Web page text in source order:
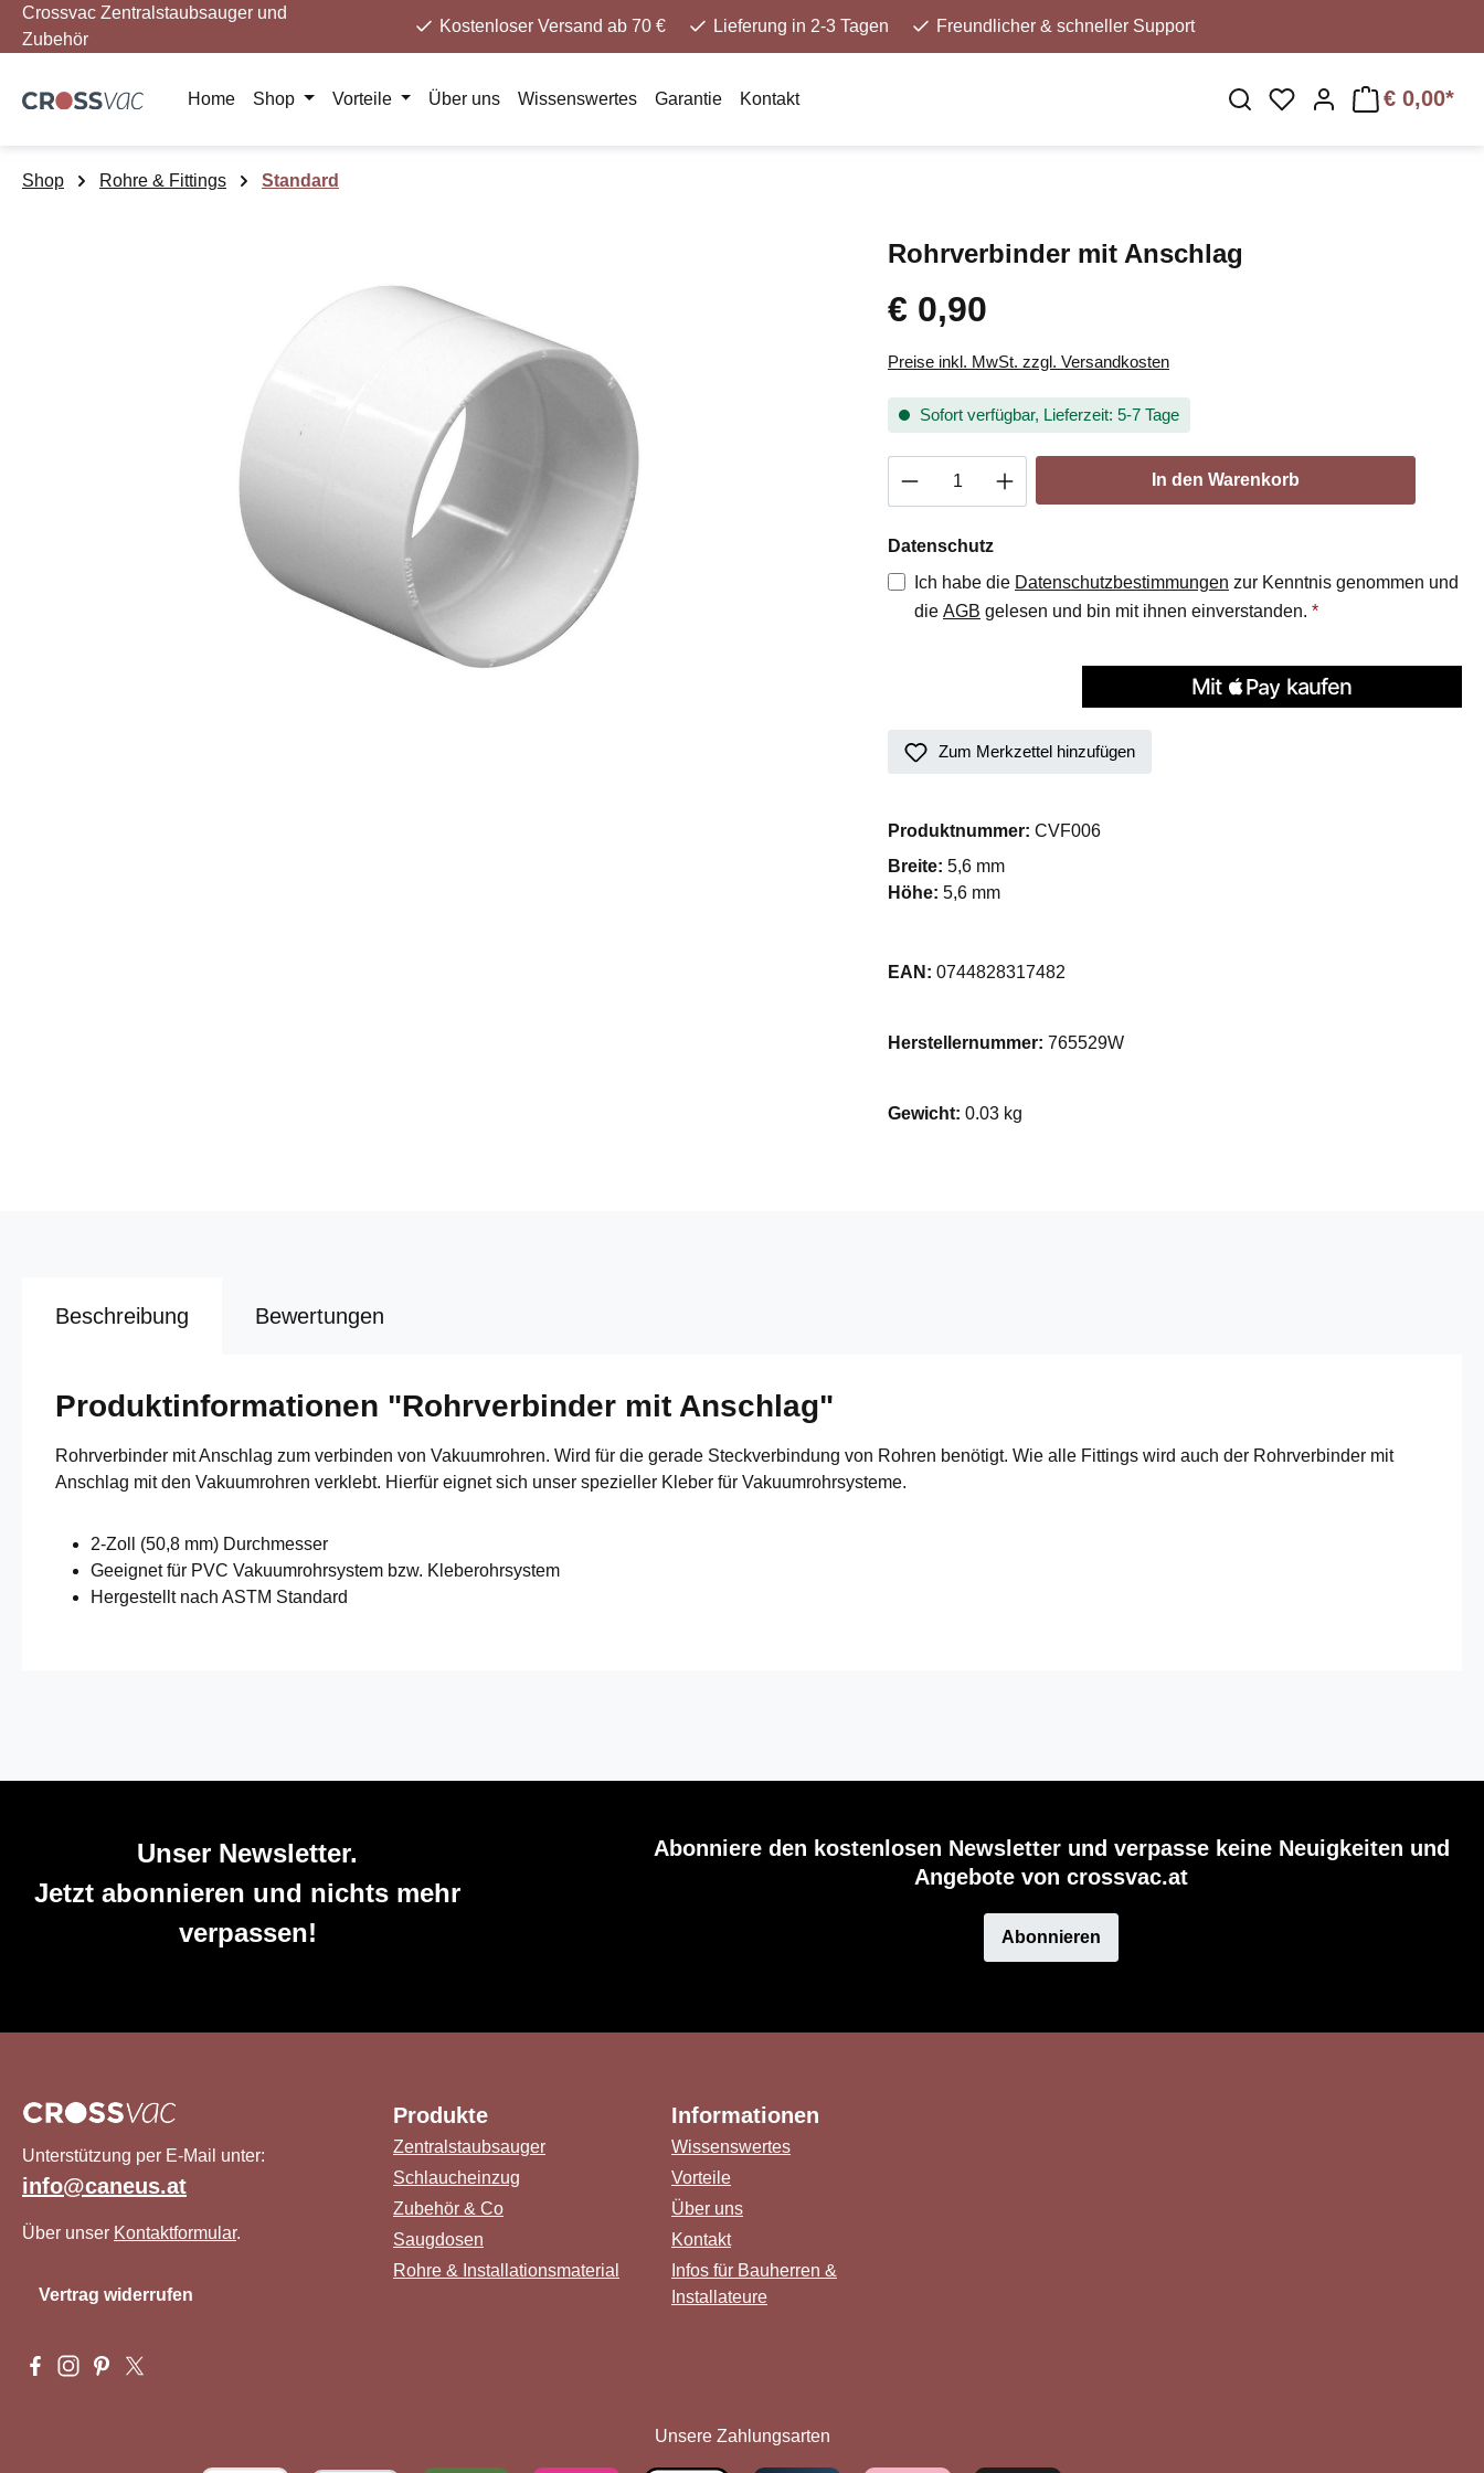
Hauptinhalt springen
Zur Suche springen
Zur Hauptnavigation springen
Crossvac Zentralstaubsauger und
Zubehör
Kostenloser Versand ab 70 € Lieferung in 2-3 Tagen Freundlicher & schneller Support
Home Shop Vorteile Über uns Wissenswertes Garantie Kontakt Du hast 0 Produkte
€ 0,00*
Shop Rohre & Fittings Standard
Rohrverbinder mit Anschlag
€ 0,90
Preise inkl. MwSt. zzgl. Versandkosten
Sofort verfügbar, Lieferzeit: 5-7 Tage
Produkt Anzahl: Gib den gewünschten Wert ein
In den Warenkorb
Datenschutz
Ich habe die Datenschutzbestimmungen zur Kenntnis genommen und
die AGB gelesen und bin mit ihnen einverstanden. *
Zum Merkzettel hinzufügen
Produktnummer: CVF006
Breite: 5,6 mm
Höhe: 5,6 mm
EAN: 0744828317482
Herstellernummer: 765529W
Gewicht: 0.03 kg
Beschreibung Bewertungen
Produktinformationen "Rohrverbinder mit Anschlag"
Rohrverbinder mit Anschlag zum verbinden von Vakuumrohren. Wird für die gerade Steckverbindung von Rohren benötigt. Wie alle Fittings wird auch der Rohrverbinder mit
Anschlag mit den Vakuumrohren verklebt. Hierfür eignet sich unser spezieller Kleber für Vakuumrohrsysteme.
2-Zoll (50,8 mm) Durchmesser
Geeignet für PVC Vakuumrohrsystem bzw. Kleberohrsystem
Hergestellt nach ASTM Standard
Unser Newsletter.
Jetzt abonnieren und nichts mehr
verpassen!
Abonniere den kostenlosen Newsletter und verpasse keine Neuigkeiten und
Angebote von crossvac.at
Abonnieren
Unterstützung per E-Mail unter:
info@caneus.at
Über unser Kontaktformular.
Vertrag widerrufen
Besuche uns auf Facebook – öffnet in neuem Tab (externer Link)
Schau auf Instagram vorbei – öffnet in neuem Tab (externer Link)
Lass dich auf Pinterest inspirieren – öffnet in neuem Tab (externer Link)
Folge uns auf X – öffnet in neuem Tab (externer Link)
Produkte
Zentralstaubsauger
Schlaucheinzug
Zubehör & Co
Saugdosen
Rohre & Installationsmaterial
Informationen
Wissenswertes
Vorteile
Über uns
Kontakt
Infos für Bauherren &
Installateure
Unsere Zahlungsarten